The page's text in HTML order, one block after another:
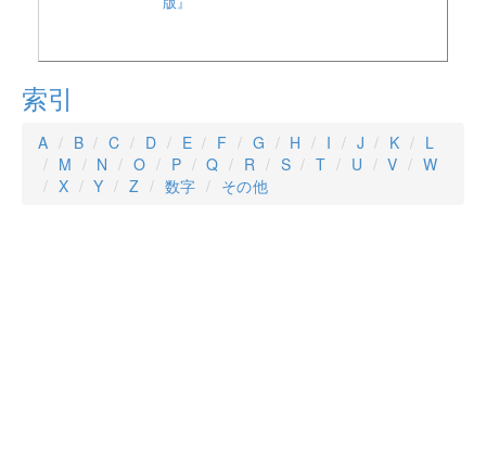
索引
A B C D E F G H I J K
L
M
N O P Q R S T U V
W
X
Y Z 数字 その他